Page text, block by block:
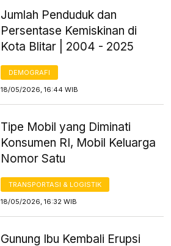
Jumlah Penduduk dan
Persentase Kemiskinan di
Kota Blitar | 2004 - 2025
DEMOGRAFI
18/05/2026, 16:44 WIB
Tipe Mobil yang Diminati
Konsumen RI, Mobil Keluarga
Nomor Satu
TRANSPORTASI & LOGISTIK
18/05/2026, 16:32 WIB
Gunung Ibu Kembali Erupsi